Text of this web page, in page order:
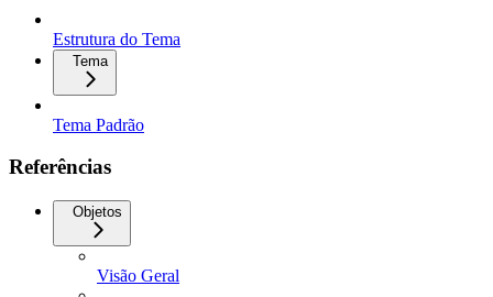
Estrutura do Tema
Tema
Tema Padrão
Referências
Objetos
Visão Geral